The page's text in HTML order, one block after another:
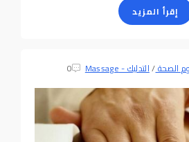
إقرأ المزيد
الصحة/التدليك - Massage 0